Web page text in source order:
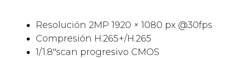
Resolución 2MP 1920 × 1080 px @30fps
Compresión H.265+/H.265
1/1.8″scan progresivo CMOS